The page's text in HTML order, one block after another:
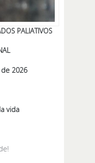
PALIATIVOS
de 2026
vida